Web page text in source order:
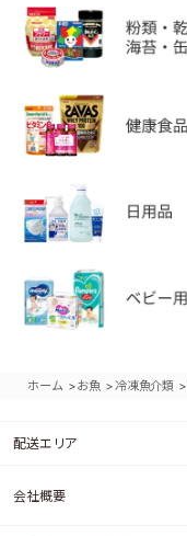
ホーム >お魚 > 冷凍魚介類 >
配送エリア
会社概要